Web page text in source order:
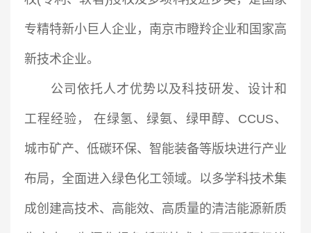
专精特新小巨人企业，南京市瞪羚企业和国家高
新技术企业。
公司依托人才优势以及科技研发、设计和
工程经验， 在绿氢、绿氨、绿甲醇、CCUS、
城市矿产、低碳环保、智能装备等版块进行产业
布局，全面进入绿色化工领域。以多学科技术集
成创建高技术、高能效、高质量的清洁能源新质